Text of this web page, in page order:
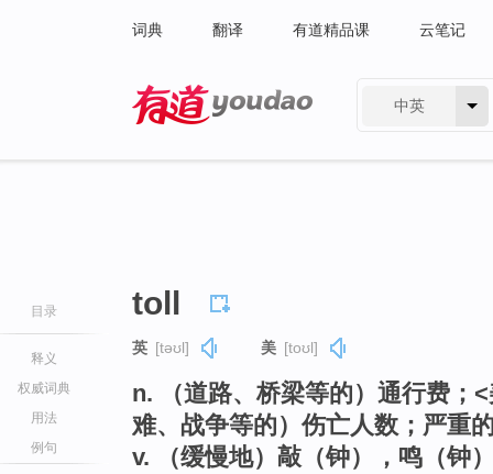
词典 翻译 有道精品课 云笔记
中英
目录
释义
权威词典
用法
例句
toll
英 [təʊl] 美 [toʊl]
n. （道路、桥梁等的）通行费；
难、战争等的）伤亡人数；严重
v. （缓慢地）敲（钟），鸣（钟